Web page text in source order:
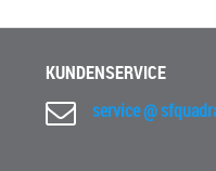
KUNDENSERVICE
service @